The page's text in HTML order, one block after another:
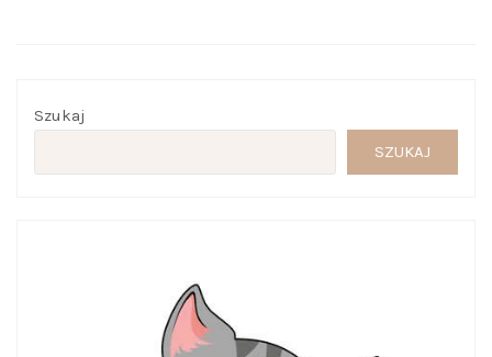
Szukaj
SZUKAJ